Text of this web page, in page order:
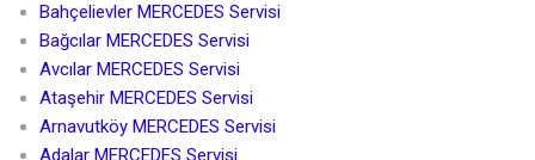
Bahçelievler MERCEDES Servisi
Bağcılar MERCEDES Servisi
Avcılar MERCEDES Servisi
Ataşehir MERCEDES Servisi
Arnavutköy MERCEDES Servisi
Adalar MERCEDES Servisi